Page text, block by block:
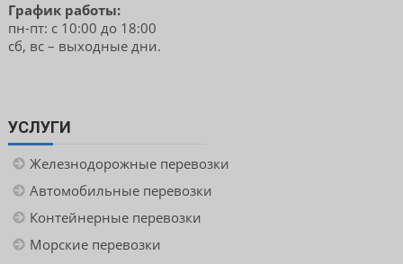
График работы:
пн-пт: с 10:00 до 18:00
сб, вс – выходные дни.
УСЛУГИ
Железнодорожные перевозки
Автомобильные перевозки
Контейнерные перевозки
Морские перевозки